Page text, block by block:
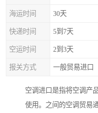
海运时间 30天
快递时间 5到7天
空运时间 2到3天
报关方式 一般贸易进口
空调进口是指将空调产
使用。之间的空调贸易